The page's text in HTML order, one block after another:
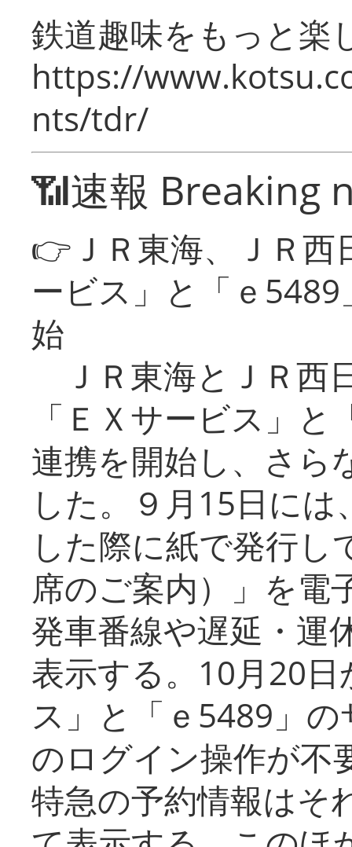
鉄道趣味をもっと楽
https://
nts/tdr/
📶速報 Breaking
👉ＪＲ東海、ＪＲ
ービス」と「ｅ
始
ＪＲ東海とＪＲ西
「ＥＸサービス」
連携を開始し、さら
した。９月15日に
した際に紙で発行し
席のご案内）」を電
発車番線や遅延・運
表示する。10月20
ス」と「ｅ5489」
のログイン操作が不
特急の予約情報はそ